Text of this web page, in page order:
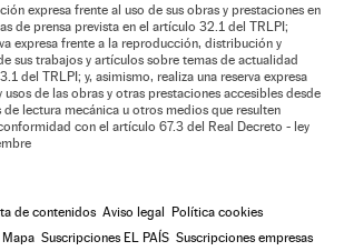
expresa frente al uso de sus obras y prestaciones en
de prensa prevista en el artículo 32.1 del TRLPI;
expresa frente a la reproducción, distribución y
sus trabajos y artículos sobre temas de actualidad
del TRLPI; y, asimismo, realiza una reserva expresa
de las obras y otras prestaciones accesibles desde
lectura mecánica u otros medios que resulten
con el artículo 67.3 del Real Decreto - ley
de contenidos Aviso legal Política cookies
Mapa Suscripciones EL PAÍS Suscripciones empresas